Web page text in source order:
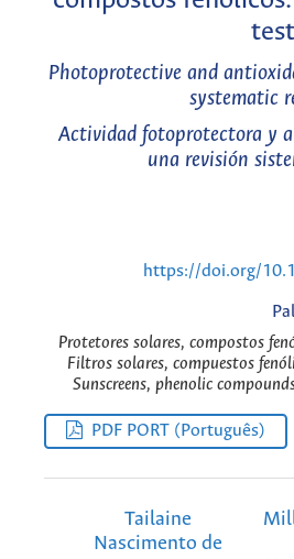
Photoprotective and
systematic
Actividad fotoprotectora y
una revisión
https://doi.org/
Protetores solares, compostos
Filtros solares, compuestos
Sunscreens, phenolic
PDF PORT (Português)
Tailaine
Nascimento de